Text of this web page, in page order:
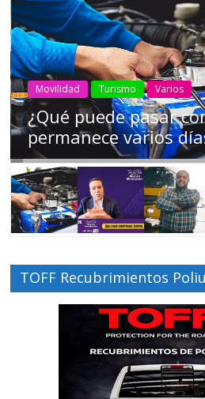
AEADE Industria Motociclismo
Campaña busca
los motociclistas en
TOFF Recubrimientos